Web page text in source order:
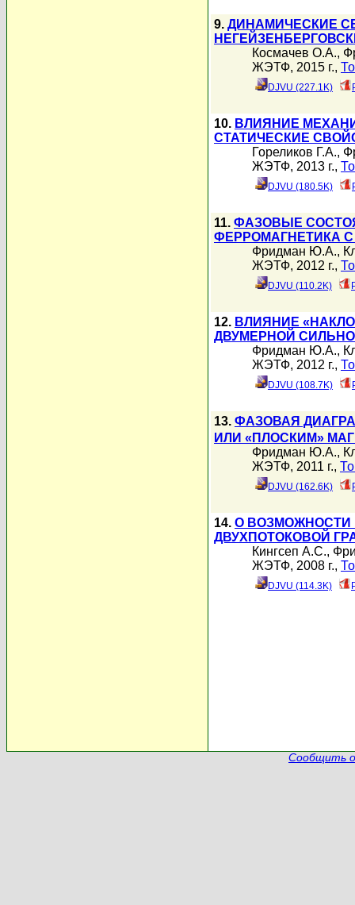
9. ДИНАМИЧЕСКИЕ
Космачев О.А.,
ЖЭТФ, 2015 г.,
DJVU (227.1K)
10. ВЛИЯНИЕ
СТАТИЧЕСКИЕ
Гореликов Г.А.,
ЖЭТФ, 2013 г.,
DJVU (180.5K)
11. ФАЗОВЫЕ
ФЕРРОМАГНЕТИКА
Фридман Ю.А.,
ЖЭТФ, 2012 г.,
DJVU (110.2K)
12. ВЛИЯНИЕ
ДВУМЕРНОЙ
Фридман Ю.А.,
ЖЭТФ, 2012 г.,
DJVU (108.7K)
13. ФАЗОВАЯ
ИЛИ «ПЛОСКИМ»
Фридман Ю.А.,
ЖЭТФ, 2011 г.,
DJVU (162.6K)
14. О ВОЗМОЖНОСТИ
ДВУХПОТОКОВОЙ
Кингсеп А.С.,
ЖЭТФ, 2008 г.,
DJVU (114.3K)
Сообщить о